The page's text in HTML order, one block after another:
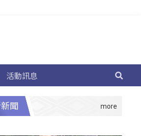
活動訊息
聞